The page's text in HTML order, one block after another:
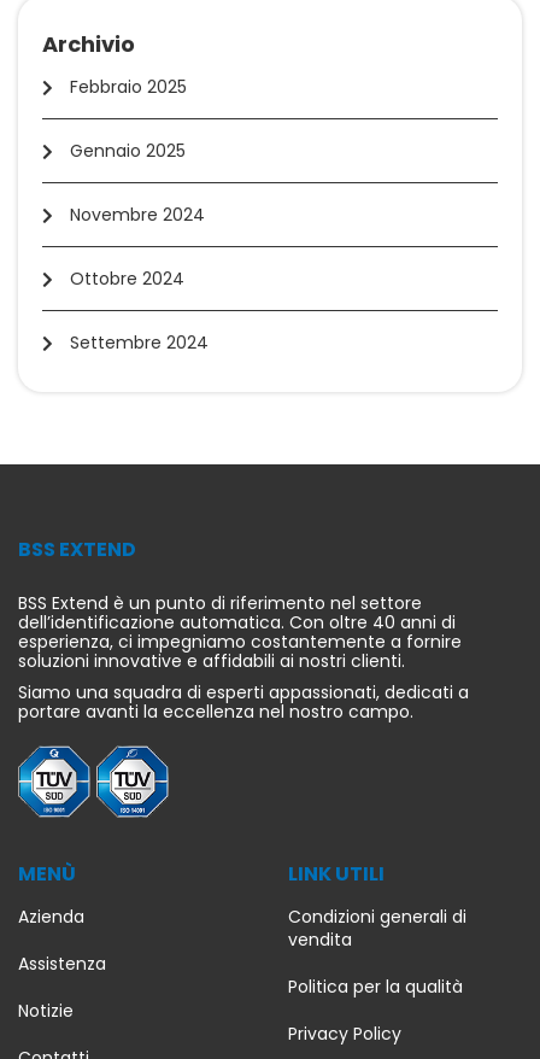
Archivio
Febbraio 2025
Gennaio 2025
Novembre 2024
Ottobre 2024
Settembre 2024
BSS EXTEND
BSS Extend è un punto di riferimento nel settore
dell’identificazione automatica. Con oltre 40 anni di
esperienza, ci impegniamo costantemente a fornire
soluzioni innovative e affidabili ai nostri clienti.
Siamo una squadra di esperti appassionati, dedicati a
portare avanti la eccellenza nel nostro campo.
MENÙ
Azienda
Assistenza
Notizie
LINK UTILI
Condizioni generali di
vendita
Politica per la qualità
Privacy Policy